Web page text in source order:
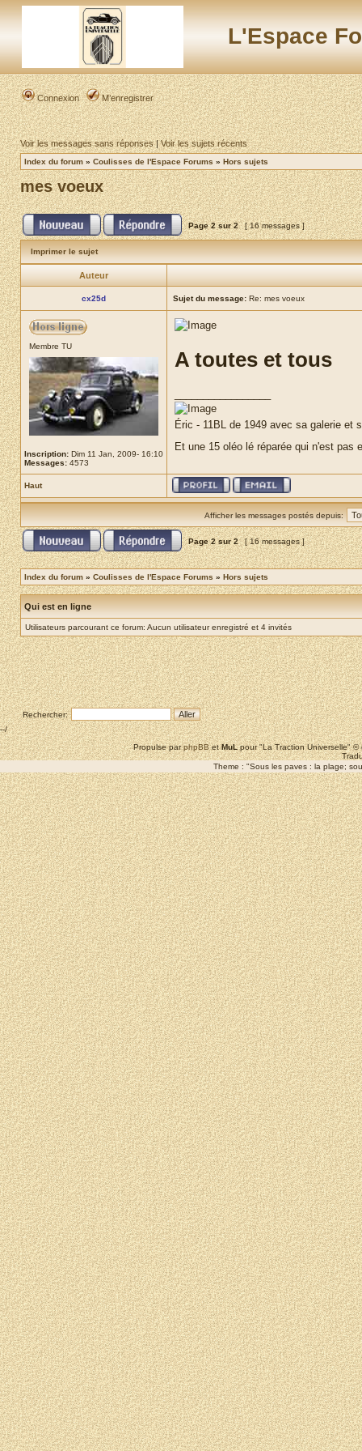
L'Espace
Connexion M’enregistrer
Voir les messages sans réponses|Voir les sujets récents
Index du forum » Coulisses de l'Espace Forums » Hors sujets
mes voeux
Page2sur2 [ 16 messages ]
Imprimer le sujet
Auteur
cx25d Sujet du message: Re: mes voeux
Membre TU
Inscription: Dim 11 Jan, 2009- 16:10
Messages: 4573
A toutes et tous
Éric - 11BL de 1949 avec sa galerie et
Et une 15 oléo lé réparée qui n'est pas
Haut
Afficher les messages postés depuis:
Page2sur2 [ 16 messages ]
Index du forum » Coulisses de l'Espace Forums » Hors sujets
Qui est en ligne
Utilisateurs parcourant ce forum: Aucun utilisateur enregistré et 4 invités
Rechercher:
--/
Propulse parphpBBetMuLpour "La Traction Universelle"
Theme : "Sous les paves : la plage;